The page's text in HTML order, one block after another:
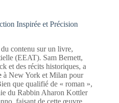
Inspirée et Précision
contenu sur un livre,
(EEAT). Sam Bernett,
et des récits historiques, a
à New York et Milan pour
que qualifié de « roman »,
du Rabbin Aharon Kottler
faisant de cette œuvre